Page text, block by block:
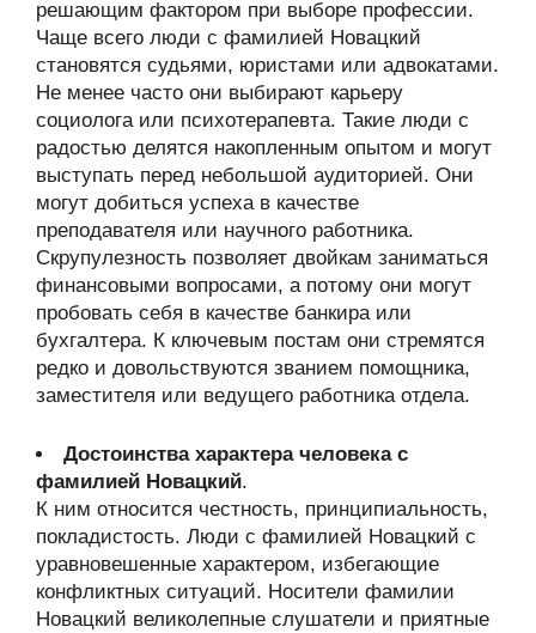
решающим фактором при выборе профессии.
Чаще всего люди с фамилией Новацкий
становятся судьями, юристами или адвокатами.
Не менее часто они выбирают карьеру
социолога или психотерапевта. Такие люди с
радостью делятся накопленным опытом и могут
выступать перед небольшой аудиторией. Они
могут добиться успеха в качестве
преподавателя или научного работника.
Скрупулезность позволяет двойкам заниматься
финансовыми вопросами, а потому они могут
пробовать себя в качестве банкира или
бухгалтера. К ключевым постам они стремятся
редко и довольствуются званием помощника,
заместителя или ведущего работника отдела.
Достоинства характера человека с
фамилией Новацкий.
К ним относится честность, принципиальность,
покладистость. Люди с фамилией Новацкий с
уравновешенные характером, избегающие
конфликтных ситуаций. Носители фамилии
Новацкий великолепные слушатели и приятные